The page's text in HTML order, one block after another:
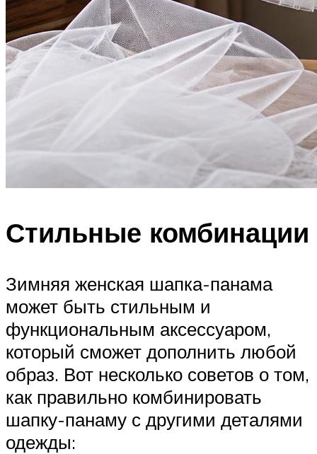
Стильные комбинации
Зимняя женская шапка-панама
может быть стильным и
функциональным аксессуаром,
который сможет дополнить любой
образ. Вот несколько советов о том,
как правильно комбинировать
шапку-панаму с другими деталями
одежды: